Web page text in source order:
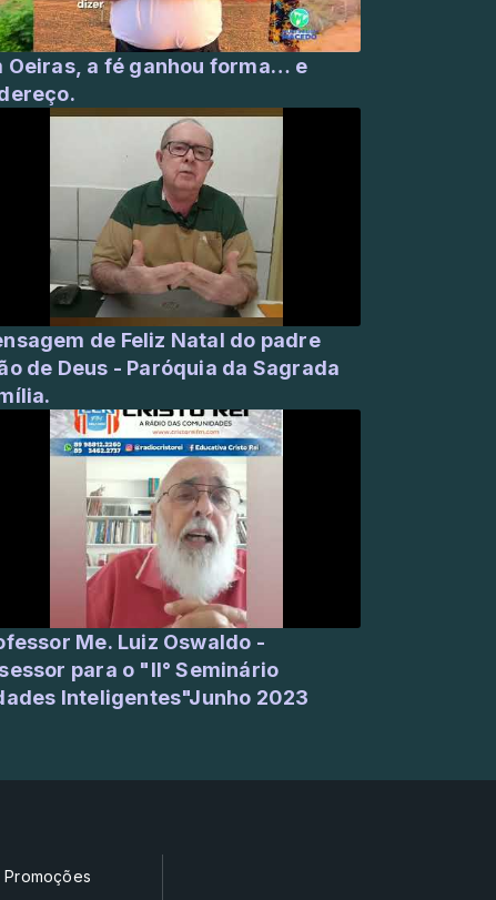
Oeiras, a fé ganhou forma… e
de Feliz Natal do padre
de Deus - Paróquia da Sagrada
Me. Luiz Oswaldo -
para o "II° Seminário
Inteligentes"Junho 2023
Promoções